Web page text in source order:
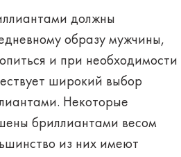
должны
образу мужчины,
и при необходимости
широкий выбор
Некоторые
бриллиантами весом
из них имеют